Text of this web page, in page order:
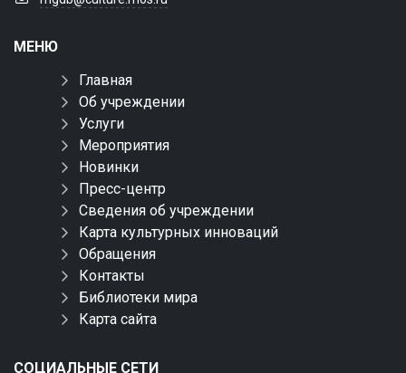
МЕНЮ
Главная
Об учреждении
Услуги
Мероприятия
Новинки
Пресс-центр
Сведения об учреждении
Карта культурных инноваций
Обращения
Контакты
Библиотеки мира
Карта сайта
СОЦИАЛЬНЫЕ СЕТИ